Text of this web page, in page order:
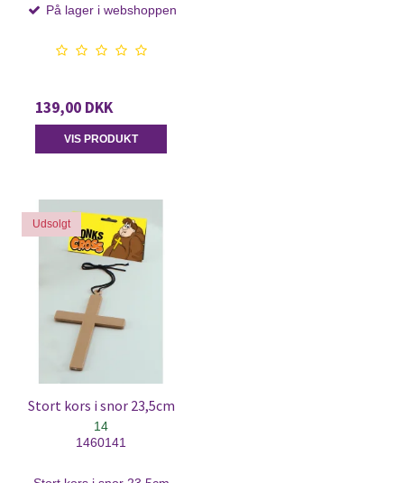
På lager i webshoppen
139,00 DKK
VIS PRODUKT
Udsolgt
Stort kors i snor 23,5cm
14
1460141